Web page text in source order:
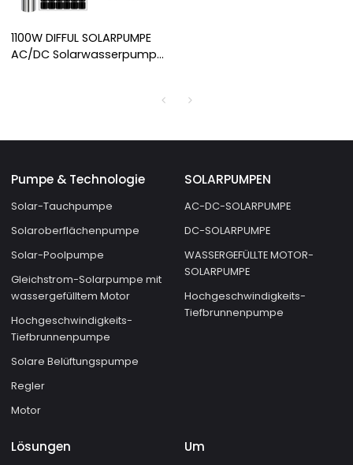
1100W DIFFUL SOLARPUMPE
AC/DC Solarwasserpumpe
Pumpe & Technologie
Solar-Tauchpumpe
Solaroberflächenpumpe
Solar-Poolpumpe
Gleichstrom-Solarpumpe mit
wassergefülltem Motor
Hochgeschwindigkeits-
Tiefbrunnenpumpe
Solare Belüftungspumpe
Regler
Motor
SOLARPUMPEN
AC-DC-SOLARPUMPE
DC-SOLARPUMPE
WASSERGEFÜLLTE MOTOR-
SOLARPUMPE
Hochgeschwindigkeits-
Tiefbrunnenpumpe
Lösungen Um